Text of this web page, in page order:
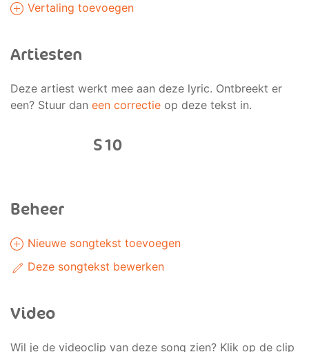
Vertaling toevoegen
Artiesten
Deze artiest werkt mee aan deze lyric. Ontbreekt er
een? Stuur dan een correctie op deze tekst in.
S10
Beheer
Nieuwe songtekst toevoegen
Deze songtekst bewerken
Video
Wil je de videoclip van deze song zien? Klik op de clip